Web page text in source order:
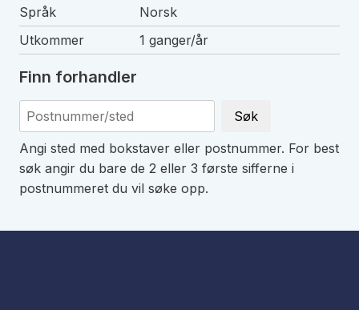
Språk
Norsk
Utkommer
1 ganger/år
Finn forhandler
Søk
Angi sted med bokstaver eller postnummer. For best
søk angir du bare de 2 eller 3 første sifferne i
postnummeret du vil søke opp.